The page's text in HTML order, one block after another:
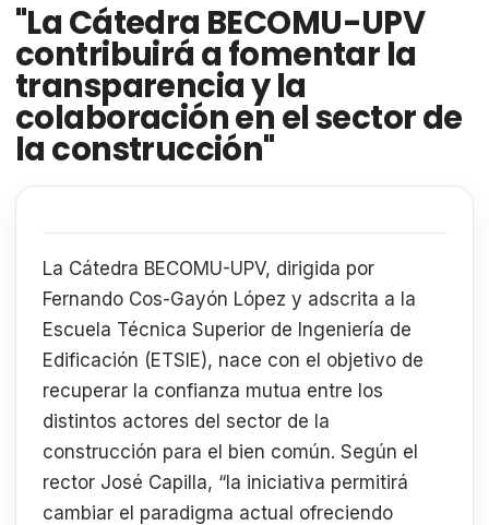
"La Cátedra BECOMU-UPV
contribuirá a fomentar la
transparencia y la
colaboración en el sector de
la construcción"
La Cátedra BECOMU-UPV, dirigida por
Fernando Cos-Gayón López y adscrita a la
Escuela Técnica Superior de Ingeniería de
Edificación (ETSIE), nace con el objetivo de
recuperar la confianza mutua entre los
distintos actores del sector de la
construcción para el bien común. Según el
rector José Capilla, “la iniciativa permitirá
cambiar el paradigma actual ofreciendo